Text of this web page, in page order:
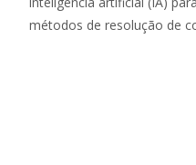
métodos de resolução de